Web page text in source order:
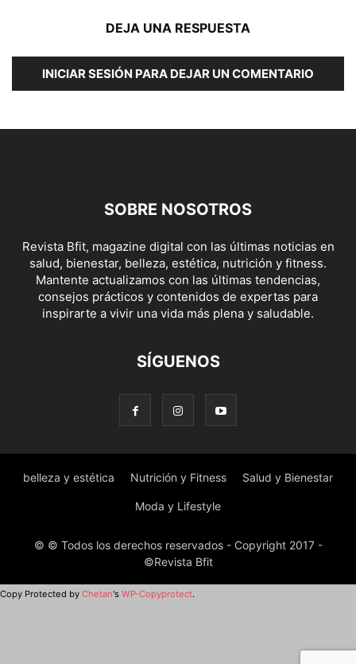
DEJA UNA RESPUESTA
INICIAR SESIÓN PARA DEJAR UN COMENTARIO
SOBRE NOSOTROS
Revista Bfit, magazine digital con las últimas noticias en
salud, bienestar, belleza, estética, nutrición y fitness.
Mantente actualizamos con las últimas tendencias,
consejos prácticos y contenidos de expertas para
inspirarte a vivir una vida más plena y saludable.
SÍGUENOS
belleza y estética Nutrición y Fitness Salud y Bienestar
Moda y Lifestyle
© © Todos los derechos reservados - Copyright 2017 -
©Revista Bfit
Copy Protected by Chetan's WP-Copyprotect.